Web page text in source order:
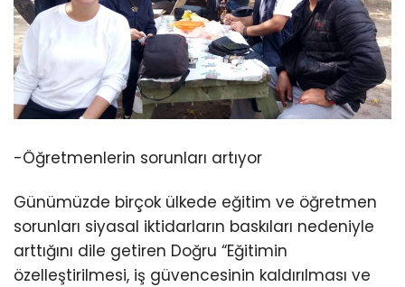
-Öğretmenlerin sorunları artıyor
Günümüzde birçok ülkede eğitim ve öğretmen
sorunları siyasal iktidarların baskıları nedeniyle
arttığını dile getiren Doğru “Eğitimin
özelleştirilmesi, iş güvencesinin kaldırılması ve